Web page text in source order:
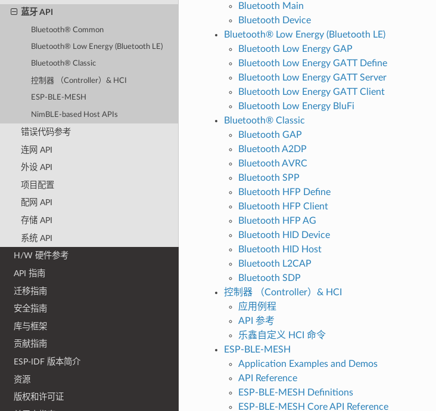
蓝牙 API
Bluetooth® Common
Bluetooth® Low Energy (Bluetooth LE)
Bluetooth® Classic
控制器 （Controller）& HCI
ESP-BLE-MESH
NimBLE-based Host APIs
错误代码参考
连网 API
外设 API
项目配置
配网 API
存储 API
系统 API
H/W 硬件参考
API 指南
迁移指南
安全指南
库与框架
贡献指南
ESP-IDF 版本简介
资源
版权和许可证
Bluetooth Main
Bluetooth Device
Bluetooth® Low Energy (Bluetooth LE)
Bluetooth Low Energy GAP
Bluetooth Low Energy GATT Define
Bluetooth Low Energy GATT Server
Bluetooth Low Energy GATT Client
Bluetooth Low Energy BluFi
Bluetooth® Classic
Bluetooth GAP
Bluetooth A2DP
Bluetooth AVRC
Bluetooth SPP
Bluetooth HFP Define
Bluetooth HFP Client
Bluetooth HFP AG
Bluetooth HID Device
Bluetooth HID Host
Bluetooth L2CAP
Bluetooth SDP
控制器 （Controller）& HCI
应用例程
API 参考
乐鑫自定义 HCI 命令
ESP-BLE-MESH
Application Examples and Demos
API Reference
ESP-BLE-MESH Definitions
ESP-BLE-MESH Core API Reference